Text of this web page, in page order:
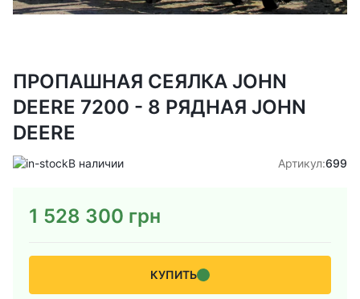
ПРОПАШНАЯ СЕЯЛКА JOHN
DEERE 7200 - 8 РЯДНАЯ JOHN
DEERE
В наличии Артикул:699
1 528 300 грн
КУПИТЬ